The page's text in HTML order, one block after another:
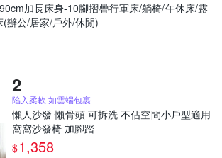
加長床身-10腳摺疊行軍床/躺椅/午休床/露
辦公/居家/戶外/休閒)
陷入柔軟 如雲端包裹
懶人沙發 懶骨頭 可拆洗 不佔空間小戶型適用
窩窩沙發椅 加腳踏
$1,358